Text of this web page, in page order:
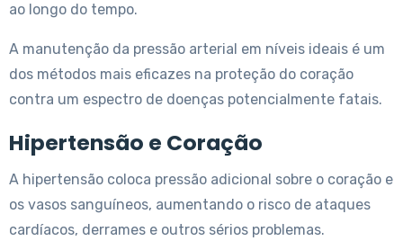
ao longo do tempo.
A manutenção da pressão arterial em níveis ideais é um
dos métodos mais eficazes na proteção do coração
contra um espectro de doenças potencialmente fatais.
Hipertensão e Coração
A hipertensão coloca pressão adicional sobre o coração e
os vasos sanguíneos, aumentando o risco de ataques
cardíacos, derrames e outros sérios problemas.